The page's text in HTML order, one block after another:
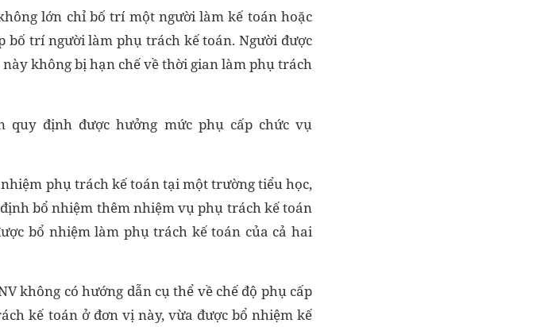
lớn chỉ bố trí một người làm kế toán hoặc
trí người làm phụ trách kế toán. Người được
không bị hạn chế về thời gian làm phụ trách
định được hưởng mức phụ cấp chức vụ
phụ trách kế toán tại một trường tiểu học,
bổ nhiệm thêm nhiệm vụ phụ trách kế toán
bổ nhiệm làm phụ trách kế toán của cả hai
không có hướng dẫn cụ thể về chế độ phụ cấp
kế toán ở đơn vị này, vừa được bổ nhiệm kế